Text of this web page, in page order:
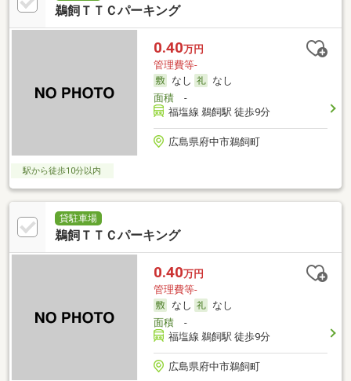
鵜飼ＴＴＣパーキング
0.40万円
管理費等-
なし
なし
面積-
福塩線 鵜飼駅 徒歩9分
広島県府中市鵜飼町
駅から徒歩10分以内
貸駐車場
鵜飼ＴＴＣパーキング
0.40万円
管理費等-
なし
なし
面積-
福塩線 鵜飼駅 徒歩9分
広島県府中市鵜飼町